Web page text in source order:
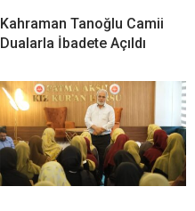
Kahraman Tanoğlu Camii
Dualarla İbadete Açıldı